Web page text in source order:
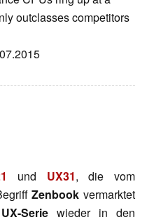
outclasses competitors
und UX31, die vom
Zenbook vermarktet
UX-Serie wieder in den